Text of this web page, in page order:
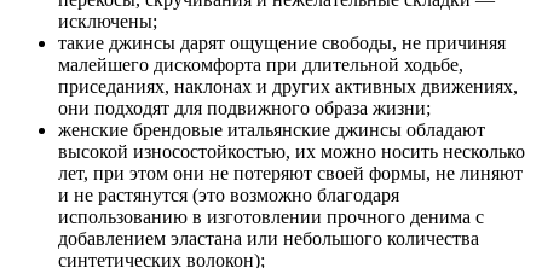
исключены;
такие джинсы дарят ощущение свободы, не причиняя
малейшего дискомфорта при длительной ходьбе,
приседаниях, наклонах и других активных движениях,
они подходят для подвижного образа жизни;
женские брендовые итальянские джинсы обладают
высокой износостойкостью, их можно носить несколько
лет, при этом они не потеряют своей формы, не линяют
и не растянутся (это возможно благодаря
использованию в изготовлении прочного денима с
добавлением эластана или небольшого количества
синтетических волокон);